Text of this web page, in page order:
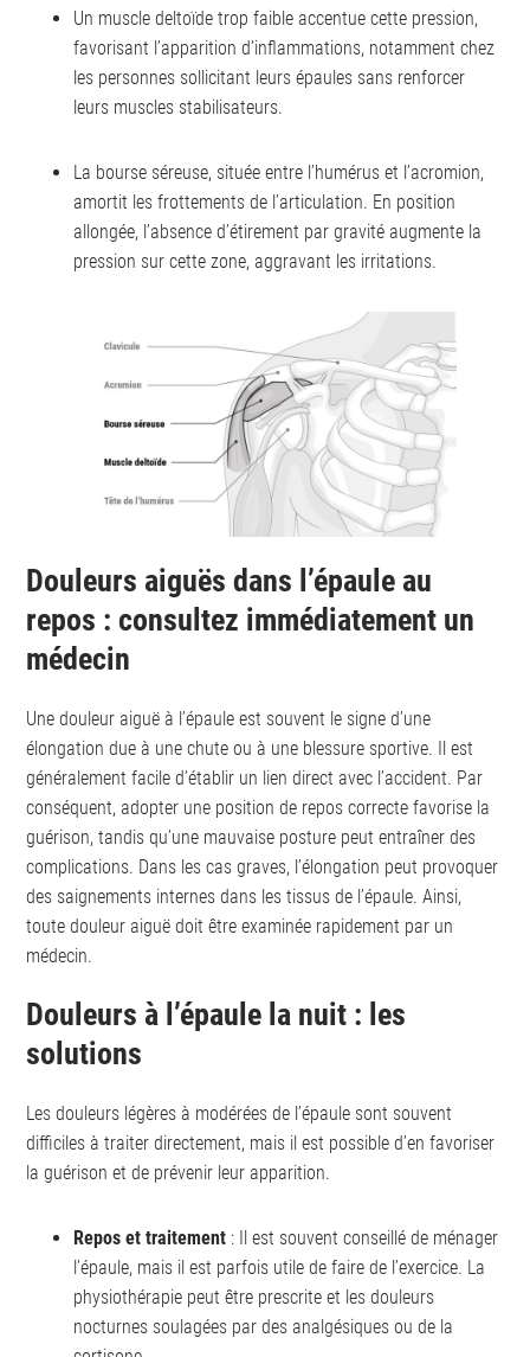
Un muscle deltoïde trop faible accentue cette pression,
favorisant l’apparition d’inflammations, notamment chez
les personnes sollicitant leurs épaules sans renforcer
leurs muscles stabilisateurs.
La bourse séreuse, située entre l’humérus et l’acromion,
amortit les frottements de l’articulation. En position
allongée, l’absence d’étirement par gravité augmente la
pression sur cette zone, aggravant les irritations.
Douleurs aiguës dans l’épaule au
repos : consultez immédiatement un
médecin
Une douleur aiguë à l’épaule est souvent le signe d’une
élongation due à une chute ou à une blessure sportive. Il est
généralement facile d’établir un lien direct avec l’accident. Par
conséquent, adopter une position de repos correcte favorise la
guérison, tandis qu’une mauvaise posture peut entraîner des
complications. Dans les cas graves, l’élongation peut provoquer
des saignements internes dans les tissus de l’épaule. Ainsi,
toute douleur aiguë doit être examinée rapidement par un
médecin.
Douleurs à l’épaule la nuit : les
solutions
Les douleurs légères à modérées de l’épaule sont souvent
difficiles à traiter directement, mais il est possible d’en favoriser
la guérison et de prévenir leur apparition.
Repos et traitement : Il est souvent conseillé de ménager
l’épaule, mais il est parfois utile de faire de l’exercice. La
physiothérapie peut être prescrite et les douleurs
nocturnes soulagées par des analgésiques ou de la